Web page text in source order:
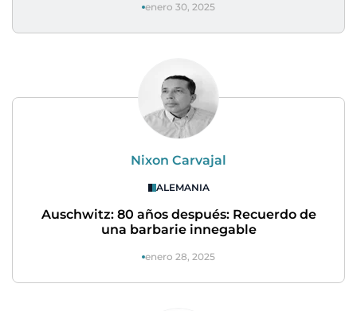
enero 30, 2025
Nixon Carvajal
ALEMANIA
Auschwitz: 80 años después: Recuerdo de
una barbarie innegable
enero 28, 2025